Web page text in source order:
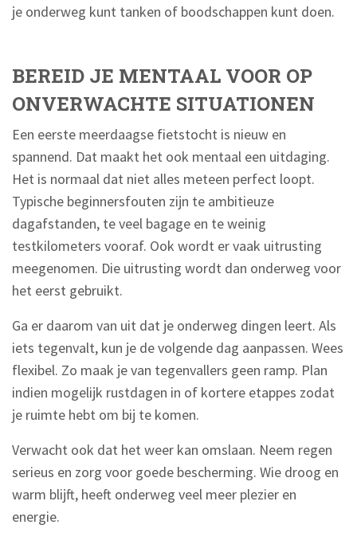
je onderweg kunt tanken of boodschappen kunt doen.
BEREID JE MENTAAL VOOR OP
ONVERWACHTE SITUATIONEN
Een eerste meerdaagse fietstocht is nieuw en
spannend. Dat maakt het ook mentaal een uitdaging.
Het is normaal dat niet alles meteen perfect loopt.
Typische beginnersfouten zijn te ambitieuze
dagafstanden, te veel bagage en te weinig
testkilometers vooraf. Ook wordt er vaak uitrusting
meegenomen. Die uitrusting wordt dan onderweg voor
het eerst gebruikt.
Ga er daarom van uit dat je onderweg dingen leert. Als
iets tegenvalt, kun je de volgende dag aanpassen. Wees
flexibel. Zo maak je van tegenvallers geen ramp. Plan
indien mogelijk rustdagen in of kortere etappes zodat
je ruimte hebt om bij te komen.
Verwacht ook dat het weer kan omslaan. Neem regen
serieus en zorg voor goede bescherming. Wie droog en
warm blijft, heeft onderweg veel meer plezier en
energie.